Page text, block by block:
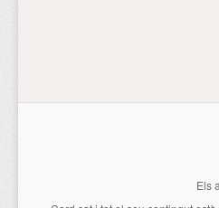
Els